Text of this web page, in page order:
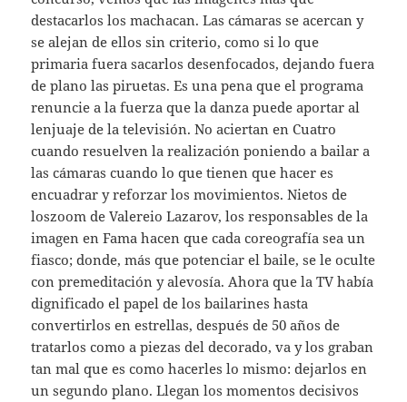
destacarlos los machacan. Las cámaras se acercan y
se alejan de ellos sin criterio, como si lo que
primaria fuera sacarlos desenfocados, dejando fuera
de plano las piruetas. Es una pena que el programa
renuncie a la fuerza que la danza puede aportar al
lenjuaje de la televisión. No aciertan en Cuatro
cuando resuelven la realización poniendo a bailar a
las cámaras cuando lo que tienen que hacer es
encuadrar y reforzar los movimientos. Nietos de
loszoom de Valereio Lazarov, los responsables de la
imagen en Fama hacen que cada coreografía sea un
fiasco; donde, más que potenciar el baile, se le oculte
con premeditación y alevosía. Ahora que la TV había
dignificado el papel de los bailarines hasta
convertirlos en estrellas, después de 50 años de
tratarlos como a piezas del decorado, va y los graban
tan mal que es como hacerles lo mismo: dejarlos en
un segundo plano. Llegan los momentos decisivos